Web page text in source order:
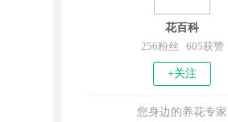
花百科
256粉丝 605获赞
+关注
您身边的养花专家